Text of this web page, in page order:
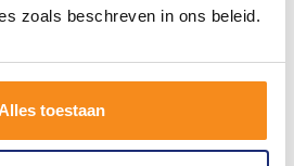
zoals beschreven in ons beleid.
toestaan
Binnen 5 (werk)dagen
Meer info